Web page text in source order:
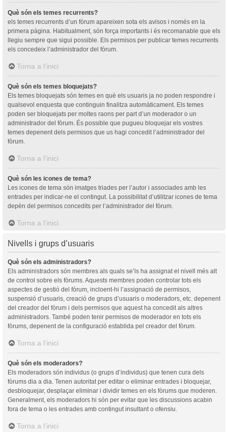
Què són els temes recurrents?
els temes recurrents d’un fòrum apareixen sota els avisos i només en la
primera pàgina. Habitualment, són força importants i és recomanable que els
llegiu sempre que sigui possible. Els permisos per publicar temes recurrents
els concedeix l’administrador del fòrum.
Torna a l’inici
Què són els temes bloquejats?
Els temes bloquejats són temes en què els usuaris ja no poden respondre i
qualsevol enquesta que continguin finalitza automàticament. Els temes
poden ser bloquejats per moltes raons per part d’un moderador o un
administrador del fòrum. És possible que pugueu bloquejar els vostres
temes depenent dels permisos que us hagi concedit l’administrador del
fòrum.
Torna a l’inici
Què són les icones de tema?
Les icones de tema són imatges triades per l’autor i associades amb les
entrades per indicar-ne el contingut. La possibilitat d’utilitzar icones de tema
depèn del permisos concedits per l’administrador del fòrum.
Torna a l’inici
Nivells i grups d’usuaris
Què són els administradors?
Els administradors són membres als quals se’ls ha assignat el nivell més alt
de control sobre els fòrums. Aquests membres poden controlar tots els
aspectes de gestió del fòrum, incloent-hi l’assignació de permisos,
suspensió d’usuaris, creació de grups d’usuaris o moderadors, etc. depenent
del creador del fòrum i dels permisos que aquest ha concedit als altres
administradors. També poden tenir permisos de moderador en tots els
fòrums, depenent de la configuració establida pel creador del fòrum.
Torna a l’inici
Què són els moderadors?
Els moderadors són individus (o grups d’individus) que tenen cura dels
fòrums dia a dia. Tenen autoritat per editar o eliminar entrades i bloquejar,
desbloquejar, desplaçar eliminar i dividir temes en els fòrums que moderen.
Generalment, els moderadors hi són per evitar que les discussions acabin
fora de tema o les entrades amb contingut insultant o ofensiu.
Torna a l’inici